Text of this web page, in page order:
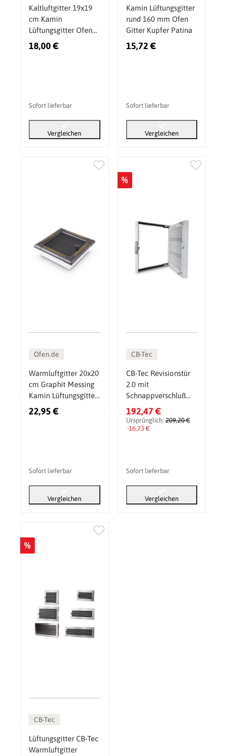
Kaltluftgitter 19x19
cm Kamin
Lüftungsgitter Ofen
Gitter Schwarz Matt
18,00 €
Sofort lieferbar
Vergleichen
Kamin Lüftungsgitter
rund 160 mm Ofen
Gitter Kupfer Patina
15,72 €
Sofort lieferbar
Vergleichen
Ofen.de
Warmluftgitter 20x20
cm Graphit Messing
Kamin Lüftungsgitter
Ofen Gitter
22,95 €
Sofort lieferbar
Vergleichen
%
CB-Tec
CB-Tec Revisionstür
2.0 mit
Schnappverschluß
23x23 cm Ofentür
Revisionsklappe
192,47 €
Ursprünglich:209,20 €
-16,73 €
Sofort lieferbar
Vergleichen
%
CB-Tec
Lüftungsgitter CB-Tec
Warmluftgitter